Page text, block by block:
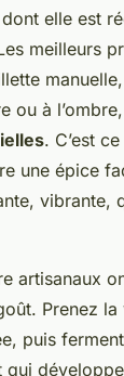
elle est
meilleurs
ou à
. C’est
une épice
vibrante,
artisanaux
Prenez
puis
qui